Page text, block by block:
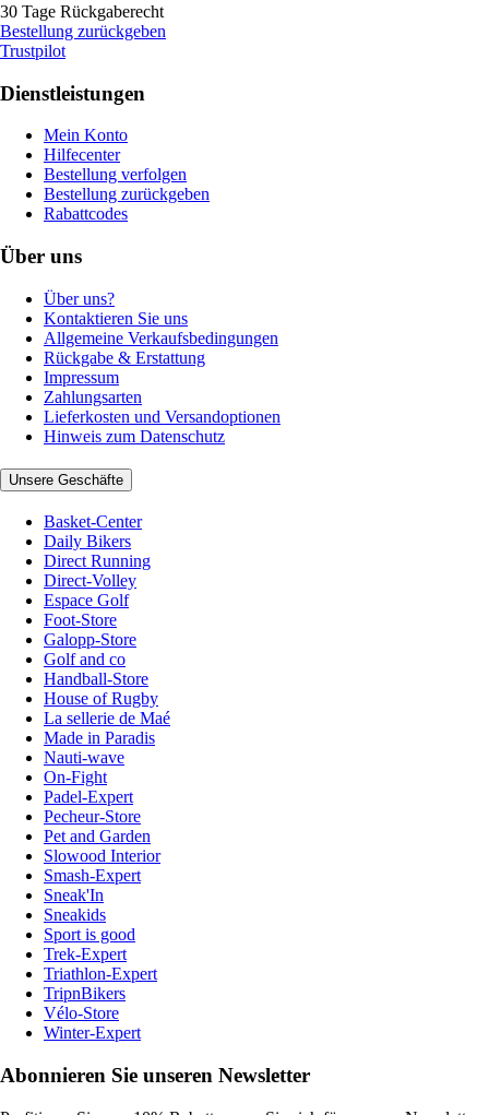
30 Tage Rückgaberecht
Bestellung zurückgeben
Trustpilot
Dienstleistungen
Mein Konto
Hilfecenter
Bestellung verfolgen
Bestellung zurückgeben
Rabattcodes
Über uns
Über uns?
Kontaktieren Sie uns
Allgemeine Verkaufsbedingungen
Rückgabe & Erstattung
Impressum
Zahlungsarten
Lieferkosten und Versandoptionen
Hinweis zum Datenschutz
Unsere Geschäfte
Basket-Center
Daily Bikers
Direct Running
Direct-Volley
Espace Golf
Foot-Store
Galopp-Store
Golf and co
Handball-Store
House of Rugby
La sellerie de Maé
Made in Paradis
Nauti-wave
On-Fight
Padel-Expert
Pecheur-Store
Pet and Garden
Slowood Interior
Smash-Expert
Sneak'In
Sneakids
Sport is good
Trek-Expert
Triathlon-Expert
TripnBikers
Vélo-Store
Winter-Expert
Abonnieren Sie unseren Newsletter